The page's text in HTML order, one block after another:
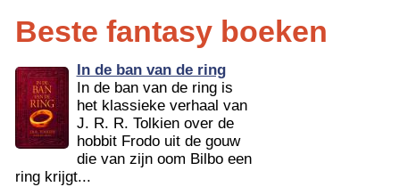
Beste fantasy boeken
In de ban van de ring
In de ban van de ring is
het klassieke verhaal van
J. R. R. Tolkien over de
hobbit Frodo uit de gouw
die van zijn oom Bilbo een
ring krijgt...